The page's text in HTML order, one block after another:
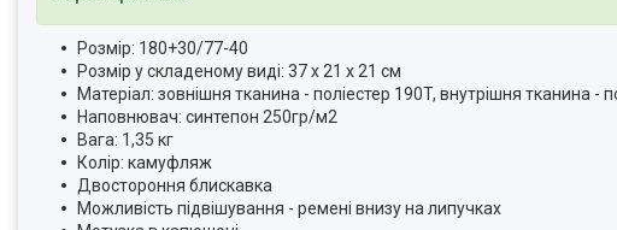
Розмір: 180+30/77-40
Розмір у складеному виді: 37 x 21 x 21 см
Матеріал: зовнішня тканина - поліестер 190T, внутрішня тканина -
Наповнювач: синтепон 250гр/м2
Вага: 1,35 кг
Колір: камуфляж
Двостороння блискавка
Можливість підвішування - ремені внизу на липучках